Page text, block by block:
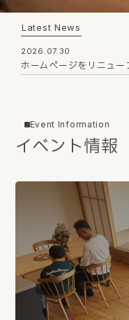
Latest News
2026.07.30
ホームページをリニュー
Event Information
イベント情報